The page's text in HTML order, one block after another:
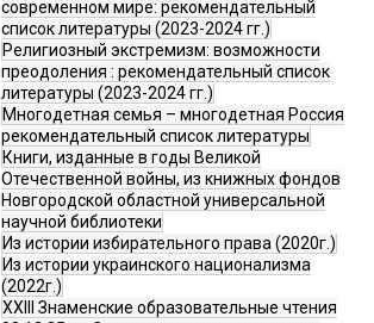
современном мире: рекомендательный
список литературы (2023-2024 гг.)
Религиозный экстремизм: возможности
преодоления : рекомендательный список
литературы (2023-2024 гг.)
Многодетная семья – многодетная Россия
рекомендательный список литературы
Книги, изданные в годы Великой
Отечественной войны, из книжных фондов
Новгородской областной универсальной
научной библиотеки
Из истории избирательного права (2020г.)
Из истории украинского национализма
(2022г.)
XXIII Знаменские образовательные чтения